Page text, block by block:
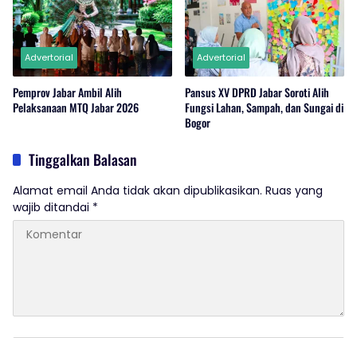
Advertorial
Pemprov Jabar Ambil Alih
Pelaksanaan MTQ Jabar 2026
Advertorial
Pansus XV DPRD Jabar Soroti Alih
Fungsi Lahan, Sampah, dan Sungai di
Bogor
Tinggalkan Balasan
Alamat email Anda tidak akan dipublikasikan. Ruas yang
wajib ditandai *